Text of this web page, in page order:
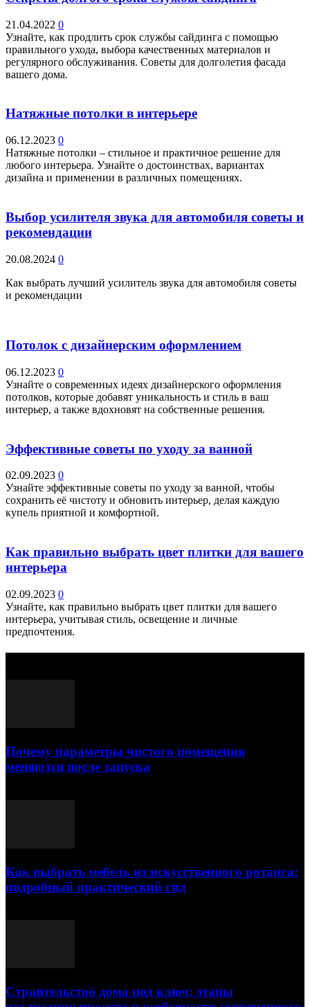
21.04.2022 0
Узнайте, как продлить срок службы сайдинга с помощью
правильного ухода, выбора качественных материалов и
регулярного обслуживания. Советы для долголетия фасада
вашего дома.
Натяжные потолки в интерьере
06.12.2023 0
Натяжные потолки – стильное и практичное решение для
любого интерьера. Узнайте о достоинствах, вариантах
дизайна и применении в различных помещениях.
Выбор усилителя звука для автомобиля советы и
рекомендации
20.08.2024 0
Как выбрать лучший усилитель звука для автомобиля советы
и рекомендации
Потолок с дизайнерским оформлением
06.12.2023 0
Узнайте о современных идеях дизайнерского оформления
потолков, которые добавят уникальность и стиль в ваш
интерьер, а также вдохновят на собственные решения.
Эффективные советы по уходу за ванной
02.09.2023 0
Узнайте эффективные советы по уходу за ванной, чтобы
сохранить её чистоту и обновить интерьер, делая каждую
купель приятной и комфортной.
Как правильно выбрать цвет плитки для вашего
интерьера
02.09.2023 0
Узнайте, как правильно выбрать цвет плитки для вашего
интерьера, учитывая стиль, освещение и личные
предпочтения.
Почему параметры чистого помещения
меняются после запуска
Как выбрать мебель из искусственного ротанга:
подробный практический гид
Строительство дома под ключ: этапы